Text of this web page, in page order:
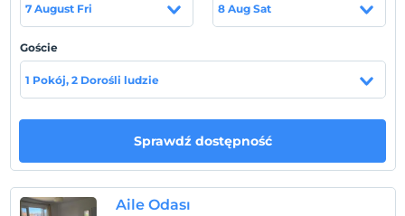
Denize 50 metre uzaklıktadır.
Zameldować się
Po 12:00
7 August Fri 8 Aug Sat
Goście
1 Pokój, 2 Dorośli ludzie
Sprawdź dostępność
Aile Odası